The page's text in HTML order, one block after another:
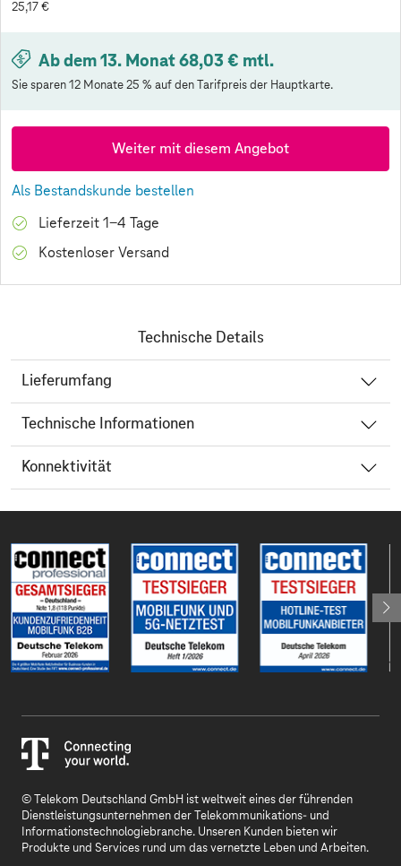
25,17 €
Ab dem 13. Monat 68,03 € mtl.
Sie sparen 12 Monate 25 % auf den Tarifpreis der Hauptkarte.
Weiter mit diesem Angebot
Als Bestandskunde bestellen
Lieferzeit 1-4 Tage
Kostenloser Versand
Technische Details
Lieferumfang
Technische Informationen
Konnektivität
© Telekom Deutschland GmbH ist weltweit eines der führenden
Dienstleistungsunternehmen der Telekommunikations- und
Informationstechnologiebranche. Unseren Kunden bieten wir
Produkte und Services rund um das vernetzte Leben und Arbeiten.